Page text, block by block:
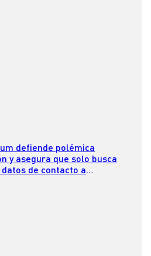
defiende polémica
y asegura que solo busca
de contacto a